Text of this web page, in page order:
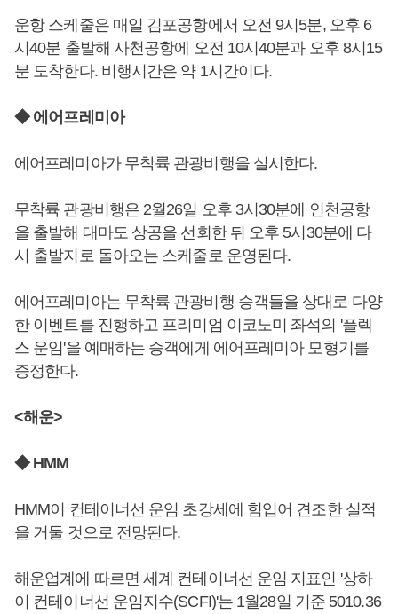
운항 스케줄은 매일 김포공항에서 오전 9시5분, 오후 6
시40분 출발해 사천공항에 오전 10시40분과 오후 8시15
분 도착한다. 비행시간은 약 1시간이다.
◆ 에어프레미아
에어프레미아가 무착륙 관광비행을 실시한다.
무착륙 관광비행은 2월26일 오후 3시30분에 인천공항
을 출발해 대마도 상공을 선회한 뒤 오후 5시30분에 다
시 출발지로 돌아오는 스케줄로 운영된다.
에어프레미아는 무착륙 관광비행 승객들을 상대로 다양
한 이벤트를 진행하고 프리미엄 이코노미 좌석의 '플렉
스 운임'을 예매하는 승객에게 에어프레미아 모형기를
증정한다.
<해운>
◆ HMM
HMM이 컨테이너선 운임 초강세에 힘입어 견조한 실적
을 거둘 것으로 전망된다.
해운업계에 따르면 세계 컨테이너선 운임 지표인 '상하
이 컨테이너선 운임지수(SCFI)'는 1월28일 기준 5010.36